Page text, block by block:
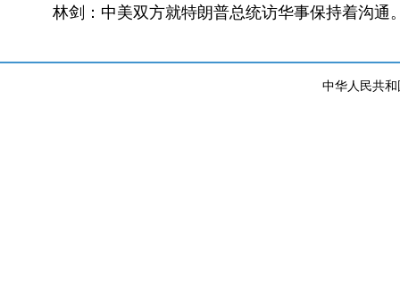
林剑：中美双方就特朗普总统访华事保持着沟
中华人民共